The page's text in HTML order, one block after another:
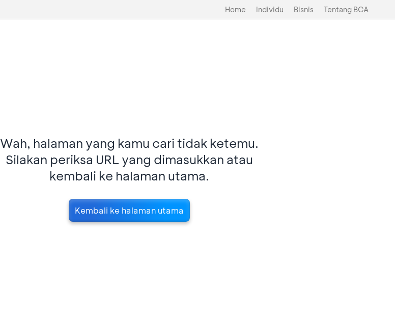
Home Individu Bisnis Tentang BCA
Wah, halaman yang kamu cari tidak ketemu.
Silakan periksa URL yang dimasukkan atau
kembali ke halaman utama.
Kembali ke halaman utama